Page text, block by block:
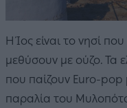
Η Ίος είναι το νησί
μεθύσουν με ούζο. Τα
που παίζουν Euro-
παραλία του Μυλοπότα